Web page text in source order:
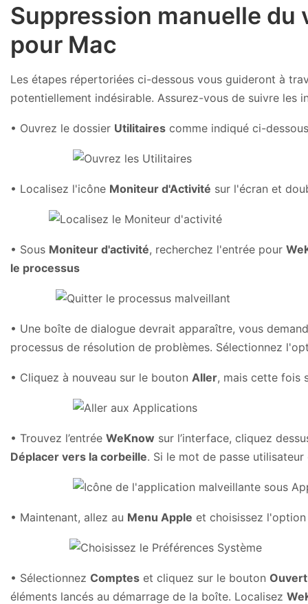
Suppression manuelle du
pour Mac
Les étapes répertoriées ci-dessous vous guideront à
potentiellement indésirable. Assurez-vous de suivre les
• Ouvrez le dossier Utilitaires comme indiqué ci-dessous
• Localisez l'icône Moniteur d'Activité sur l'écran et
• Sous Moniteur d'activité, recherchez l'entrée pour
le processus
• Une boîte de dialogue devrait apparaître, vous
processus de résolution de problèmes. Sélectionnez
• Cliquez à nouveau sur le bouton Aller, mais cette fois
• Trouvez l’entrée WeKnow sur l’interface, cliquez
Déplacer vers la corbeille. Si le mot de passe
• Maintenant, allez au Menu Apple et choisissez
• Sélectionnez Comptes et cliquez sur le bouton
éléments lancés au démarrage de la boîte. Localisez